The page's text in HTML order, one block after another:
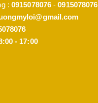
: 0915078076 -0915078076
- 17:00